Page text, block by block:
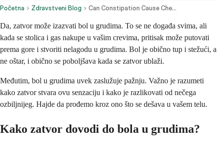
Početna Zdravstveni Blog Can Constipation Cause Chest Pain
Da, zatvor može izazvati bol u grudima. To se ne događa svima, ali
kada se stolica i gas nakupe u vašim crevima, pritisak može putovati
prema gore i stvoriti nelagodu u grudima. Bol je obično tup i stežući, a
ne oštar, i obično se poboljšava kada se zatvor ublaži.
Međutim, bol u grudima uvek zaslužuje pažnju. Važno je razumeti
kako zatvor stvara ovu senzaciju i kako je razlikovati od nečega
ozbiljnijeg. Hajde da prođemo kroz ono što se dešava u vašem telu.
Kako zatvor dovodi do bola u grudima?